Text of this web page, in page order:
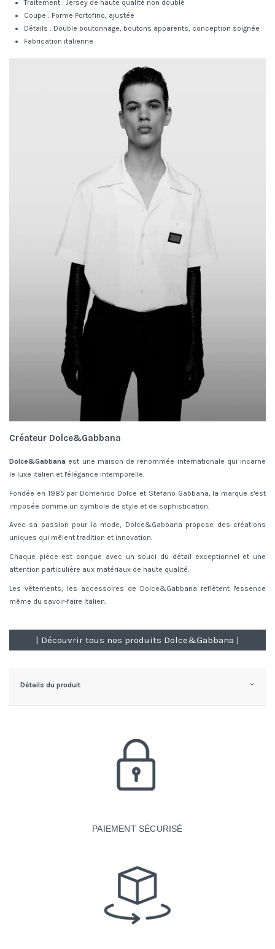
Traitement : Jersey de haute qualité non doublé
Coupe : Forme Portofino, ajustée
Détails : Double boutonnage, boutons apparents, conception soignée
Fabrication italienne
Créateur Dolce&Gabbana
Dolce&Gabbana est une maison de renommée internationale qui incarne
le luxe italien et l'élégance intemporelle.
Fondée en 1985 par Domenico Dolce et Stefano Gabbana, la marque s'est
imposée comme un symbole de style et de sophistication.
Avec sa passion pour la mode, Dolce&Gabbana propose des créations
uniques qui mêlent tradition et innovation.
Chaque pièce est conçue avec un souci du détail exceptionnel et une
attention particulière aux matériaux de haute qualité.
Les vêtements, les accessoires de Dolce&Gabbana reflètent l'essence
même du savoir-faire italien.
| Découvrir tous nos produits Dolce&Gabbana |
Détails du produit
PAIEMENT SÉCURISÉ